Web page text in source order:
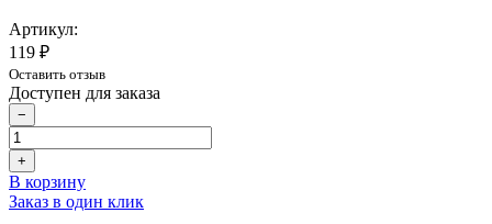
Артикул:
119 ₽
Оставить отзыв
Доступен для заказа
−
+
В корзину
Заказ в один клик